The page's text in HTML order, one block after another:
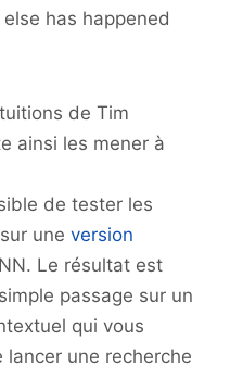
has happened
de Tim
ainsi les mener à
de tester les
une version
Le résultat est
passage sur un
qui vous
une recherche